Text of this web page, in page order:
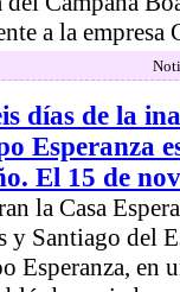
a la
días de la
Esperanza
El 15 de
la Casa
y Santiago del
Esperanza, en